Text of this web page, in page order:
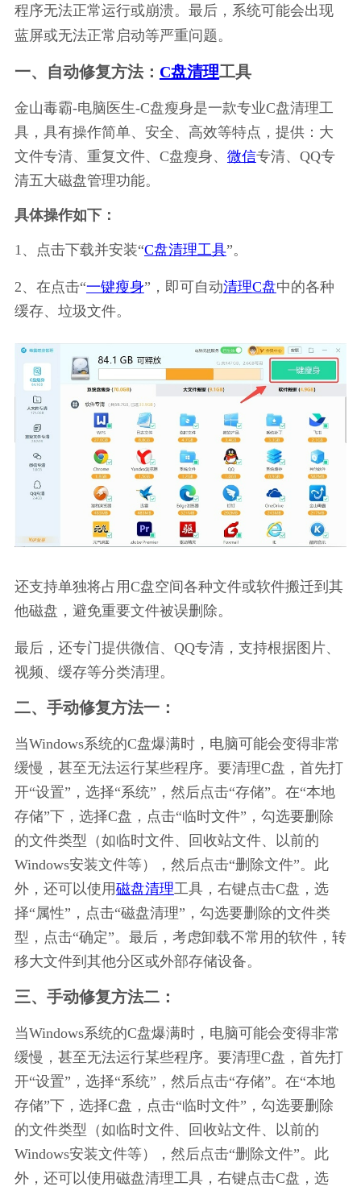
程序无法正常运行或崩溃。最后，系统可能会出现
蓝屏或无法正常启动等严重问题。
一、自动修复方法： C盘清理工具
金山毒霸-电脑医生-C盘瘦身是一款专业C盘清理工
具，具有操作简单、安全、高效等特点，提供：大
文件专清、重复文件、C盘瘦身、 微信专清、QQ专
清五大磁盘管理功能。
具体操作如下：
1、点击下载并安装“C盘清理工具”。
2、在点击“一键瘦身”，即可自动清理C盘中的各种
缓存、垃圾文件。
还支持单独将占用C盘空间各种文件或软件搬迁到其
他磁盘，避免重要文件被误删除。
最后，还专门提供微信、QQ专清，支持根据图片、
视频、缓存等分类清理。
二、手动修复方法一：
当Windows系统的C盘爆满时，电脑可能会变得非常
缓慢，甚至无法运行某些程序。要清理C盘，首先打
开“设置”，选择“系统”，然后点击“存储”。在“本地
存储”下，选择C盘，点击“临时文件”，勾选要删除
的文件类型（如临时文件、回收站文件、以前的
Windows安装文件等），然后点击“删除文件”。此
外，还可以使用磁盘清理工具，右键点击C盘，选
择“属性”，点击“磁盘清理”，勾选要删除的文件类
型，点击“确定”。最后，考虑卸载不常用的软件，转
移大文件到其他分区或外部存储设备。
三、手动修复方法二：
当Windows系统的C盘爆满时，电脑可能会变得非常
缓慢，甚至无法运行某些程序。要清理C盘，首先打
开“设置”，选择“系统”，然后点击“存储”。在“本地
存储”下，选择C盘，点击“临时文件”，勾选要删除
的文件类型（如临时文件、回收站文件、以前的
Windows安装文件等），然后点击“删除文件”。此
外，还可以使用磁盘清理工具，右键点击C盘，选